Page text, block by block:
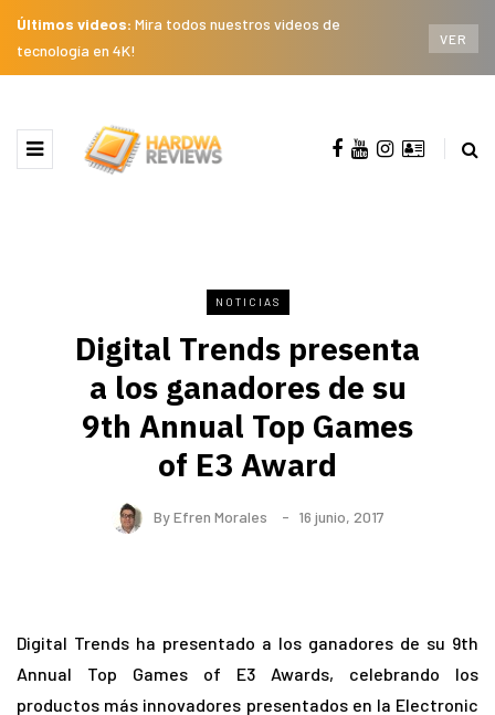
Últimos videos: Mira todos nuestros videos de
tecnología en 4K!
VER
NOTICIAS
Digital Trends presenta
a los ganadores de su
9th Annual Top Games
of E3 Award
ByEfren Morales 16 junio, 2017
Digital Trends ha presentado a los ganadores de su 9th
Annual Top Games of E3 Awards, celebrando los
productos más innovadores presentados en la Electronic